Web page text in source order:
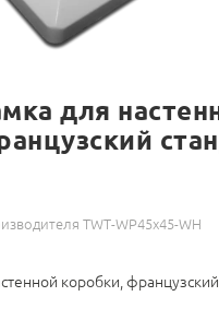
для
TWT-WP45x45-WH
коробки, французский